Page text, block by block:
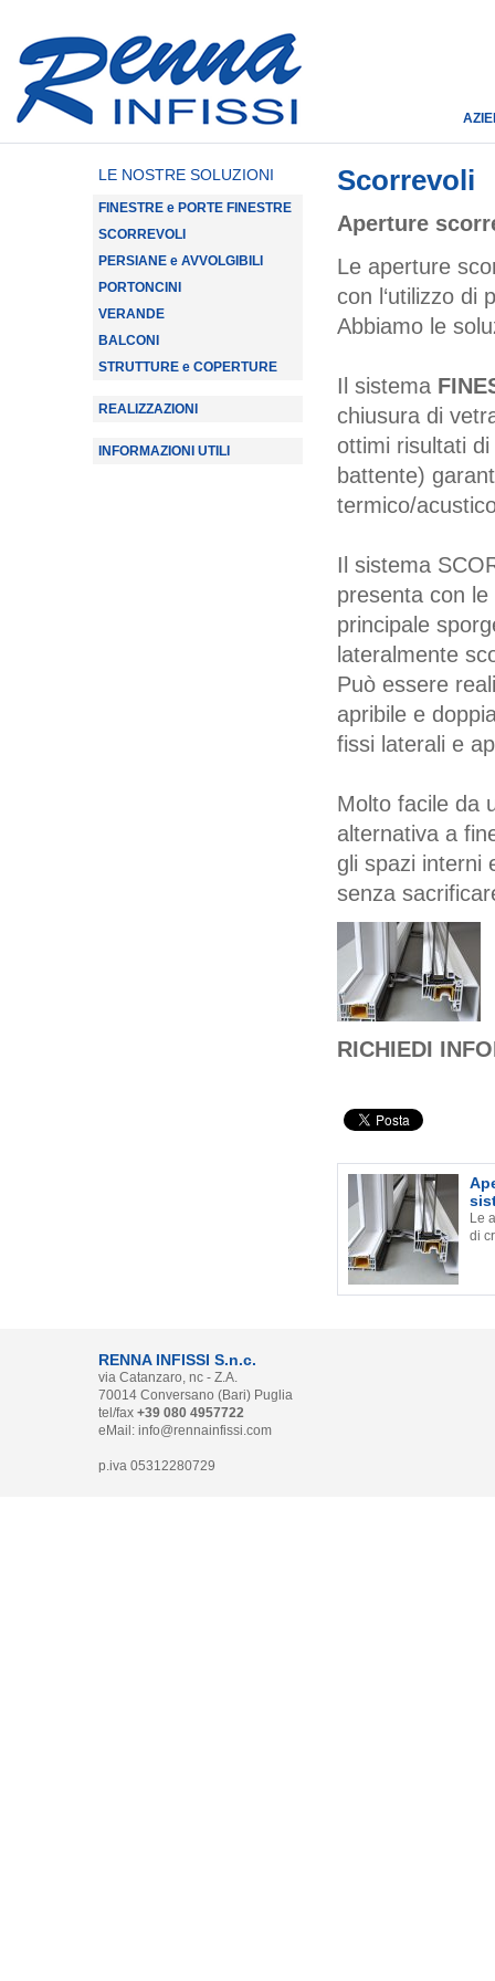
LE NOSTRE SOLUZIONI
FINESTRE e PORTE FINESTRE
SCORREVOLI
PERSIANE e AVVOLGIBILI
PORTONCINI
VERANDE
BALCONI
STRUTTURE e COPERTURE
REALIZZAZIONI
INFORMAZIONI UTILI
Scorrevoli
Aperture
Le aperture
con l‘utilizzo di
Abbiamo le
Il sistema
chiusura di
ottimi risultati
battente)
termico/
Il sistema
presenta con
principale
lateralmente
Può essere
apribile e
fissi laterali e
Molto facile da
alternativa a
gli spazi interni
senza
RICHIEDI
Le
di
RENNA INFISSI S.n.c.
via Catanzaro, nc - Z.A.
70014 Conversano (Bari) Puglia
tel/fax +39 080 4957722
eMail: info@rennainfissi.com
p.iva 05312280729